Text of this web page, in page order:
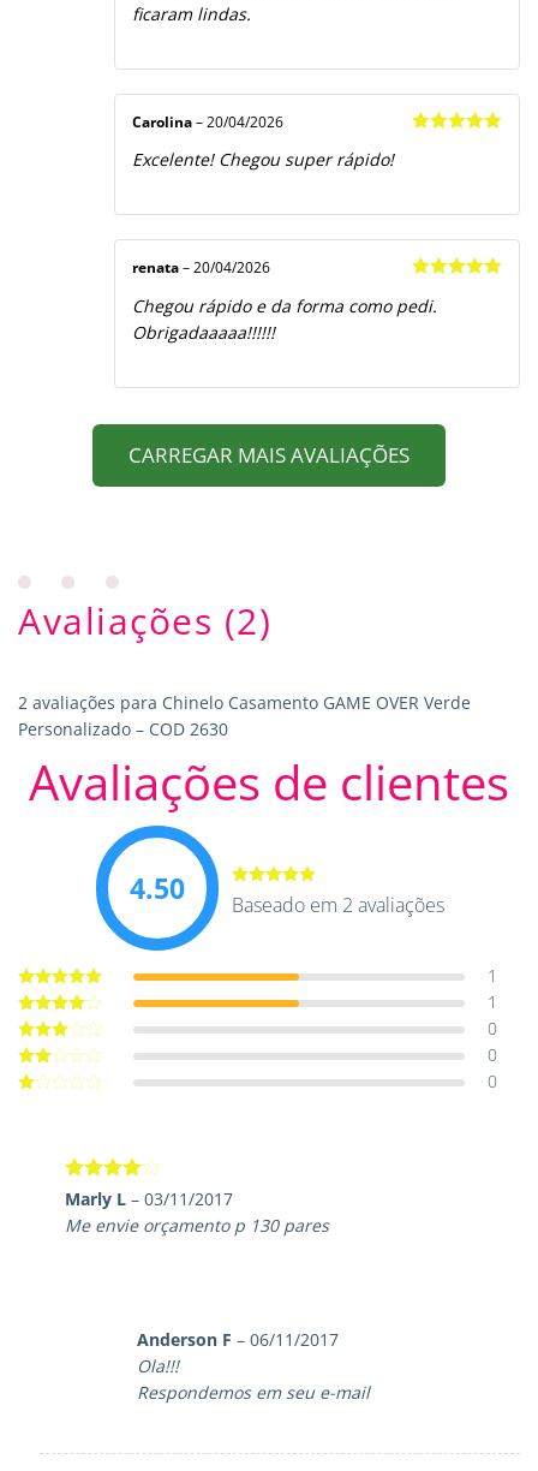
ficaram lindas.
Carolina – 20/04/2026
Excelente! Chegou super rápido!
de 5
renata – 20/04/2026
Chegou rápido e da forma como pedi.
Obrigadaaaaa!!!!!!
CARREGAR MAIS AVALIAÇÕES
Avaliações (2)
2 avaliações para Chinelo Casamento GAME OVER Verde
Personalizado – COD 2630
Avaliações de clientes
4.50
Avaliação
4.50de 5
Baseado em 2 avaliações
Avaliação5
de 5
1
Avaliação
4de 5
1
Avaliação
3de 5
0
Avaliação
0
0
Avaliação
de 5
Marly L– 03/11/2017
Me envie orçamento p 130 pares
Anderson F– 06/11/2017
Ola!!!
Respondemos em seu e-mail